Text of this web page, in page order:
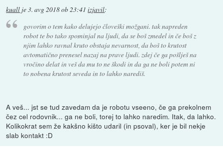
kuall je3. avg 2018 ob 23:41 izjavil:
govorim o tem kako delujejo človeški možgani. tak napreden
robot te bo tako spominjal na ljudi, da se boš zmedel in če boš z
njim lahko ravnal kruto obstaja nevarnost, da boš to krutost
avtomatično prenesel nazaj na prave ljudi. zdej če ga pošlješ na
vročino delat in veš da mu to ne škodi in da ga ne boli potem ni
to nobena krutost seveda in to lahko narediš.
A veš... jst se tud zavedam da je robotu vseeno, če ga prekolnem
čez cel rodovnik... ga ne boli, torej to lahko naredim. Itak, da lahko.
Kolikokrat sem že kakšno kišto udaril (in psoval), ker je bil nekje
slab kontakt :D